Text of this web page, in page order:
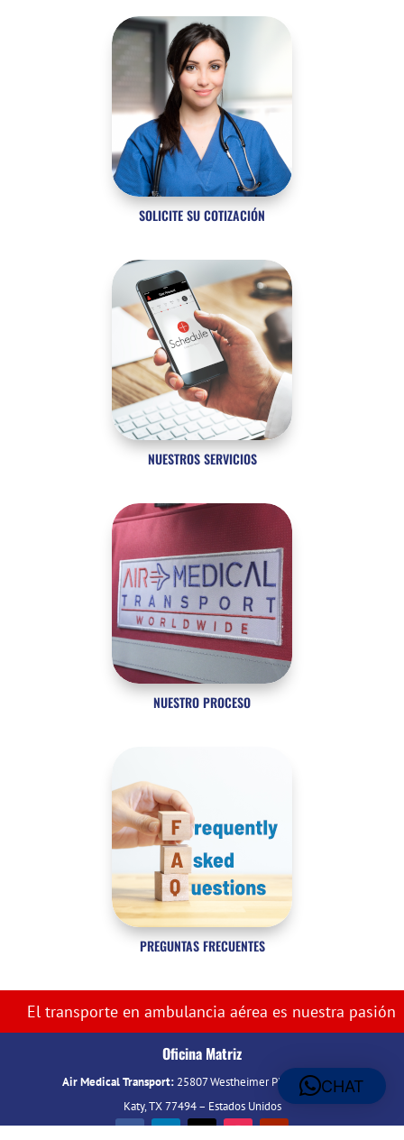
SOLICITE SU COTIZACIÓN
NUESTROS SERVICIOS
NUESTRO PROCESO
PREGUNTAS FRECUENTES
El transporte en ambulancia aérea es nuestra pasión
Oficina Matriz
Air Medical Transport:25807 Westheimer Pkwy., Ste 411
Katy, TX 77494 – Estados Unidos
CHAT